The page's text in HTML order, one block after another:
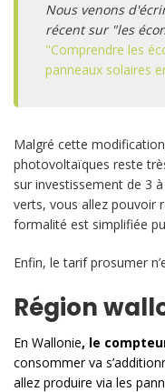
Nous venons
récent sur "les
"Comprendre les
panneaux solaires
Malgré cette
photovoltaïques reste
sur investissement de 3
verts, vous allez pouvoir
formalité est simplifiée
Enfin, letarif prosumer
Région
En Wallonie, le
consommer va
allez produire via les